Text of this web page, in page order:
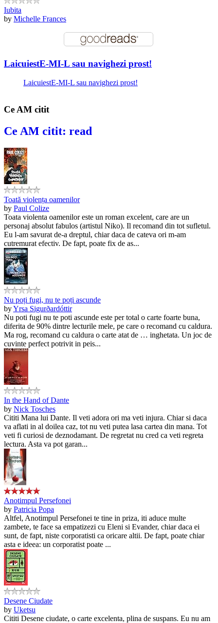
Iubita
by Michelle Frances
LaicuiestE-MI-L sau navighezi prost!
LaicuiestE-MI-L sau navighezi prost!
Ce AM citit
Ce AM citit: read
Toată violența oamenilor
by Paul Colize
Toata violenta oamenilor este un roman excelent, care are un
personaj absolut fabulos (artistul Niko). Il recomand din tot sufletul.
Eu l-am savurat de-a dreptul, chiar daca de cateva ori m-am
cutremurat efectiv. De fapt, poate fix de as...
Nu poți fugi, nu te poți ascunde
byYrsa Sigurðardóttir
Nu poti fugi nu te poti ascunde este per total o carte foarte buna,
diferita de 90% dintre lecturile mele, pe care o recomand cu caldura.
Ma rog, recomand cu caldura o carte atat de … inghetata. Un joc de
cuvinte perfect potrivit in peis...
In the Hand of Dante
by Nick Tosches
Cititi Mana lui Dante. Il veti adora ori ma veti injura. Chiar si daca
va aflati in al doilea caz, tot nu veti putea lasa cartea din mana. Tot
veti fi curiosi de deznodamant. De regretat nu cred ca veti regreta
lectura. Asta va pot garan...
Anotimpul Persefonei
by Patricia Popa
Altfel, Anotimpul Persefonei te tine in priza, iti aduce multe
zambete, te face sa empatizezi cu Eleni si Evander, chiar daca ei
sunt, de fapt, niste corporatisti ca oricare altii. De fapt, poate chiar
asta e ideea: un corporatist poate ...
Desene Ciudate
by Uketsu
Cititi Desene ciudate, o carte excelenta, plina de suspans. Eu nu am